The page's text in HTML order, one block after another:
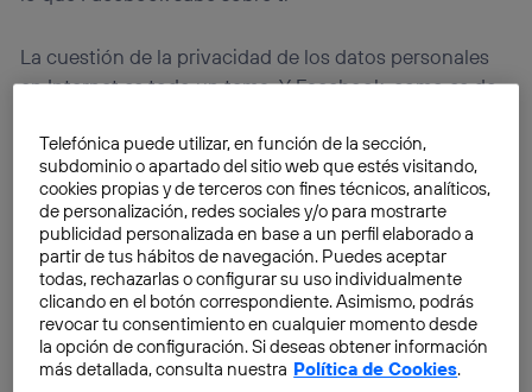
La cuestión de la privacidad de los datos personales
en Internet es todo un tema. Y Facebook, como es de
¿Una prueba? Colocando las palabras “Facebook
privacidad demandas” en Google apareceuna lista de
links no menor. De hecho, una de ellas tuvo bastante
resonancia mediática, en abril pasado, einvolucró a
unos 25.000 usuarios de 100 países. Y tuvo,según se
informa aquí, una sentencia histórica.
Telefónica puede utilizar, en función de la sección,
subdominio o apartado del sitio web que estés visitando,
cookies propias y de terceros con fines técnicos, analíticos,
de personalización, redes sociales y/o para mostrarte
publicidad personalizada en base a un perfil elaborado a
partir de tus hábitos de navegación. Puedes aceptar
todas, rechazarlas o configurar su uso individualmente
clicando en el botón correspondiente. Asimismo, podrás
revocar tu consentimiento en cualquier momento desde
la opción de configuración. Si deseas obtener información
más detallada, consulta nuestra Política de Cookies.